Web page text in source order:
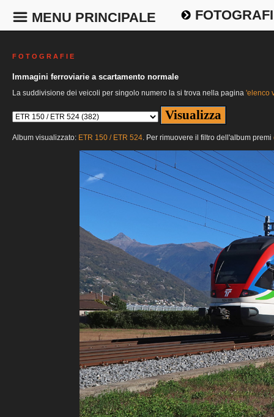
MENU PRINCIPALE
F O T O G R A F I E
Immagini ferroviarie a scartamento normale
La suddivisione dei veicoli per singolo numero la si trova nella pagina 'elenco
Album visualizzato: ETR 150 / ETR 524. Per rimuovere il filtro dell'album premi